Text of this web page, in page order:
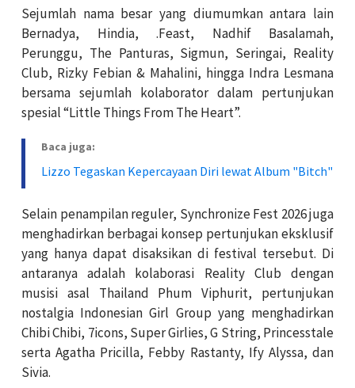
Sejumlah nama besar yang diumumkan antara lain
Bernadya, Hindia, .Feast, Nadhif Basalamah,
Perunggu, The Panturas, Sigmun, Seringai, Reality
Club, Rizky Febian & Mahalini, hingga Indra Lesmana
bersama sejumlah kolaborator dalam pertunjukan
spesial “Little Things From The Heart”.
Baca juga:
Lizzo Tegaskan Kepercayaan Diri lewat Album "Bitch"
Selain penampilan reguler, Synchronize Fest 2026 juga
menghadirkan berbagai konsep pertunjukan eksklusif
yang hanya dapat disaksikan di festival tersebut. Di
antaranya adalah kolaborasi Reality Club dengan
musisi asal Thailand Phum Viphurit, pertunjukan
nostalgia Indonesian Girl Group yang menghadirkan
Chibi Chibi, 7icons, Super Girlies, G String, Princesstale
serta Agatha Pricilla, Febby Rastanty, Ify Alyssa, dan
Sivia.